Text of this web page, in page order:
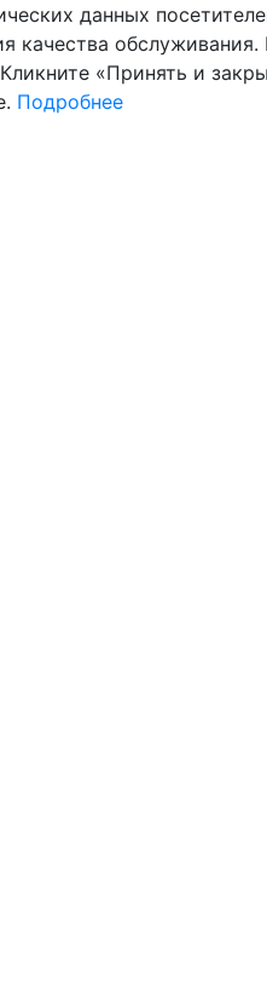
данных
качества
«Принять и
Подробнее